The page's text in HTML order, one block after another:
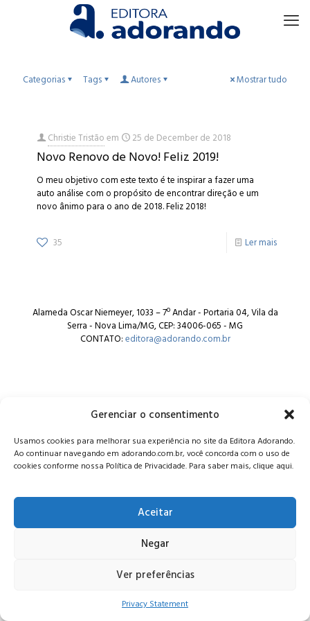
Gerenciar o consentimento
Usamos cookies para melhorar sua experiência no site da Editora Adorando.
Ao continuar navegando em adorando.com.br, você concorda com o uso de
cookies conforme nossa Política de Privacidade. Para saber mais, clique aqui.
Aceitar
Negar
Ver preferências
Privacy Statement
Categorias Tags Autores Mostrar tudo
Christie Tristãoem 25 de December de 2018
Novo Renovo de Novo! Feliz 2019!
O meu objetivo com este texto é te inspirar a fazer uma
auto análise com o propósito de encontrar direção e um
novo ânimo para o ano de 2018. Feliz 2018!
35 Ler mais
Alameda Oscar Niemeyer, 1033 – 7º Andar - Portaria 04, Vila da
Serra - Nova Lima/MG, CEP: 34006-065 - MG
CONTATO:editora@adorando.com.br
© Editora Adorando 2026. Todos os direitos reservados.
Consulte nossapolítica de privacidade.